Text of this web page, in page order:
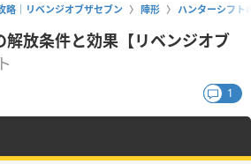
略｜リベンジオブザセブン 陣形 ハンターシフト
解放条件と効果【リベンジオブ
1